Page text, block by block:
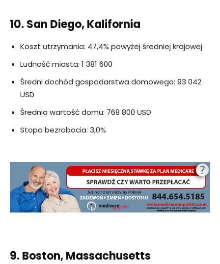
10. San Diego, Kalifornia
Koszt utrzymania: 47,4% powyżej średniej krajowej
Ludność miasta: 1 381 600
Średni dochód gospodarstwa domowego: 93 042
USD
Średnia wartość domu: 768 800 USD
Stopa bezrobocia: 3,0%
9. Boston, Massachusetts